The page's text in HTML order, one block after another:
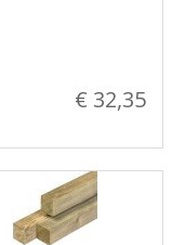
€ 32,35